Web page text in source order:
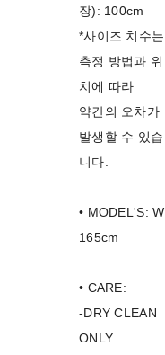
장): 100cm
*사이즈 치수는
측정 방법과 위
치에 따라
약간의 오차가
발생할 수 있습
니다.
• MODEL'S: W
165cm
• CARE:
-DRY CLEAN
ONLY